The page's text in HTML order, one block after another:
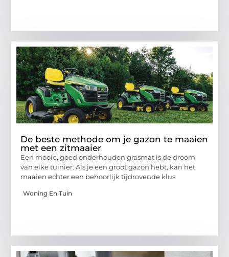
De beste methode om je gazon te maaien
met een zitmaaier
Een mooie, goed onderhouden grasmat is de droom
van elke tuinier. Als je een groot gazon hebt, kan het
maaien echter een behoorlijk tijdrovende klus
Woning En Tuin